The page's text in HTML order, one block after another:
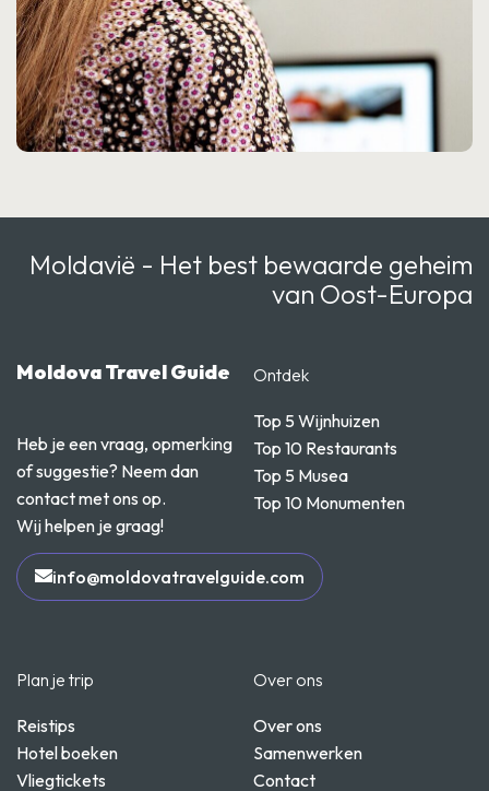
Moldavië - Het best bewaarde geheim
van Oost-Europa
Moldova Travel Guide
Heb je een vraag, opmerking
of suggestie? Neem dan
contact met ons op.
Wij helpen je graag!
info@moldovatravelguide.com
Ontdek
Top 5 Wijnhuizen
Top 10 Restaurants
Top 5 Musea
Top 10 Monumenten
Plan je trip
Reistips
Hotel boeken
Vliegtickets
Over ons
Over ons
Samenwerken
Contact